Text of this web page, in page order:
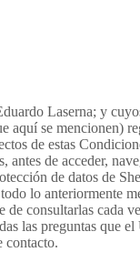
Laserna; y
se mencionen)
de estas
de acceder,
de datos de
lo anteriormente
consultarlas cada
las preguntas que
contacto.